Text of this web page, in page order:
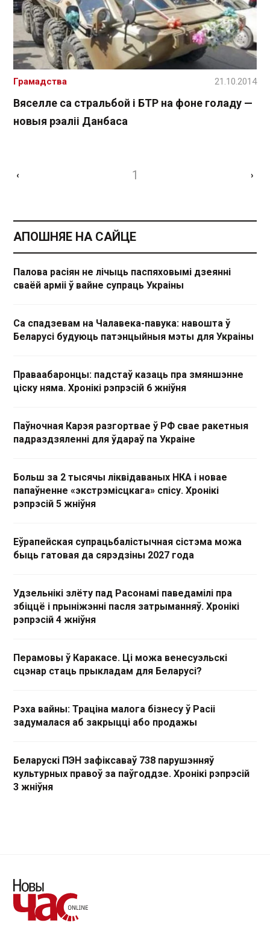
Вяселле са стральбой і БТР на фоне голаду —
новыя рэаліі Данбаса
Грамадства 21.10.2014
‹ 1 ›
АПОШНЯЕ НА САЙЦЕ
Палова расіян не лічыць паспяховымі дзеянні
сваёй арміі ў вайне супраць Украіны
Са спадзевам на Чалавека-павука: навошта ў
Беларусі будуюць патэнцыйныя мэты для Украіны
Праваабаронцы: падстаў казаць пра змяншэнне
ціску няма. Хронікі рэпрэсій 6 жніўня
Паўночная Карэя разгортвае ў РФ свае ракетныя
падраздзяленні для ўдараў па Украіне
Больш за 2 тысячы ліквідаваных НКА і новае
папаўненне «экстрэмісцкага» спісу. Хронікі
рэпрэсій 5 жніўня
Еўрапейская супрацьбалістычная сістэма можа
быць гатовая да сярэдзіны 2027 года
Удзельнікі злёту пад Расонамі паведамілі пра
збіццё і прыніжэнні пасля затрыманняў. Хронікі
рэпрэсій 4 жніўня
Перамовы ў Каракасе. Ці можа венесуэльскі
сцэнар стаць прыкладам для Беларусі?
Рэха вайны: Траціна малога бізнесу ў Расіі
задумалася аб закрыцці або продажы
Беларускі ПЭН зафіксаваў 738 парушэнняў
культурных правоў за паўгоддзе. Хронікі рэпрэсій
3 жніўня